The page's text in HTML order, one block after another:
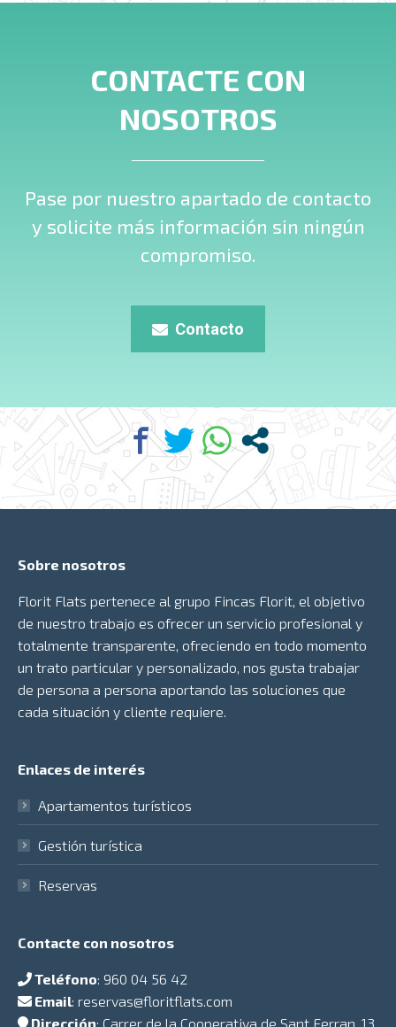
CONTACTE CON
NOSOTROS
Pase por nuestro apartado de contacto
y solicite más información sin ningún
compromiso.
Contacto
Sobre nosotros
Florit Flats pertenece al grupo Fincas Florit, el objetivo
de nuestro trabajo es ofrecer un servicio profesional y
totalmente transparente, ofreciendo en todo momento
un trato particular y personalizado, nos gusta trabajar
de persona a persona aportando las soluciones que
cada situación y cliente requiere.
Enlaces de interés
Apartamentos turísticos
Gestión turística
Reservas
Contacte con nosotros
Teléfono: 960 04 56 42
Email: reservas@floritflats.com
Dirección: Carrer de la Cooperativa de Sant Ferran, 13,